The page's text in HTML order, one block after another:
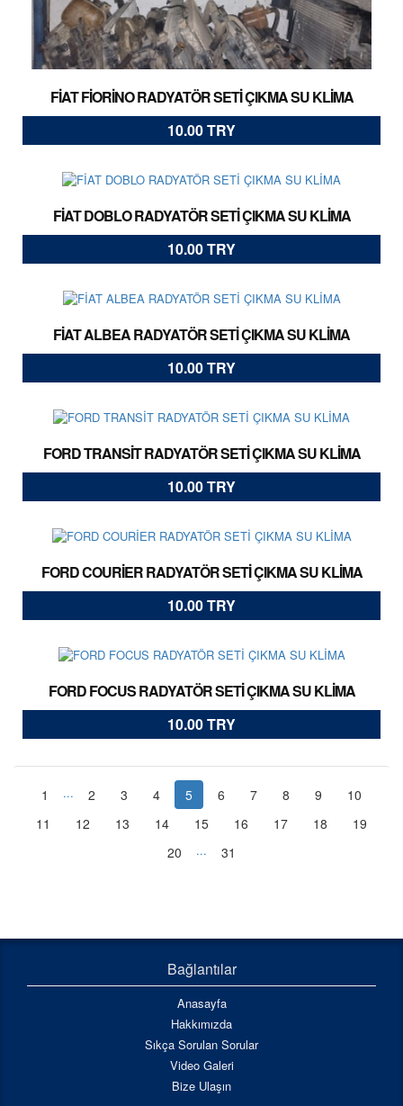
FİAT FİORİNO RADYATÖR SETİ ÇIKMA SU KLİMA
10.00 TRY
FİAT DOBLO RADYATÖR SETİ ÇIKMA SU KLİMA
10.00 TRY
FİAT ALBEA RADYATÖR SETİ ÇIKMA SU KLİMA
10.00 TRY
FORD TRANSİT RADYATÖR SETİ ÇIKMA SU KLİMA
10.00 TRY
FORD COURİER RADYATÖR SETİ ÇIKMA SU KLİMA
10.00 TRY
FORD FOCUS RADYATÖR SETİ ÇIKMA SU KLİMA
10.00 TRY
1 ... 2 3 4 5 6 7 8 9
10
11
12 13 14 15 16 17 18
19
20
... 31
Bağlantılar
Anasayfa
Hakkımızda
Sıkça Sorulan Sorular
Video Galeri
Bize Ulaşın